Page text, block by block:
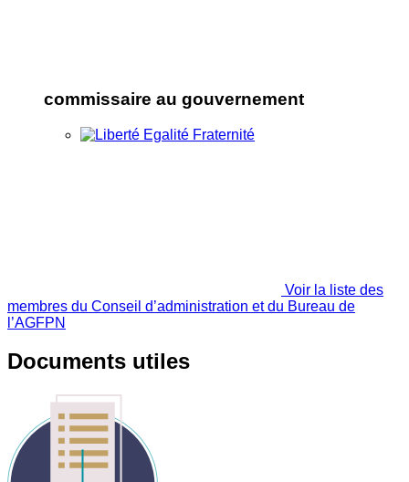
commissaire au gouvernement
Voir la liste des
membres du Conseil d’administration et du Bureau de
l’AGFPN
Documents utiles